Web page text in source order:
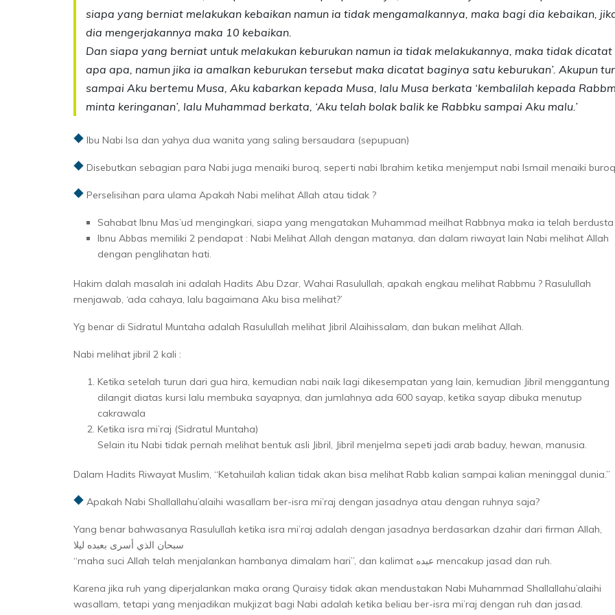
siapa yang berniat melakukan kebaikan namun ia tidak mengamalkannya, maka bagi dia kebaikan,
dia mengerjakannya maka 10 kebaikan.
Dan siapa yang berniat untuk melakukan keburukan namun ia tidak melakukannya, maka tidak dicatat
apa apa, namun jika ia amalkan keburukan tersebut maka dicatat baginya satu keburukan’. Akupun
sampai Aku bertemu Musa, Aku kabarkan kepada Musa, lalu Musa berkata ‘kembalilah kepada
minta keringanan’, lalu Muhammad berkata, ‘Aku telah bolak balik ke Rabbku sampai Aku malu.’
Ibu Nabi Isa dan yahya dua wanita yang saling bersaudara (sepupuan)
Disebutkan sebagian para Nabi juga menaiki buroq, seperti nabi Ibrahim ketika menjemput nabi Ismail menaiki buroq
Perselisihan para ulama Apakah Nabi melihat Allah atau tidak ?
Sahabat Ibnu Mas’ud mengingkari, siapa yang mengatakan Muhammad meilhat Rabbnya maka ia telah berdusta
Ibnu Abbas memiliki 2 pendapat : Nabi Melihat Allah dengan matanya, dan dalam riwayat lain Nabi melihat Allah
dengan penglihatan hati.
Hakim dalah masalah ini adalah Hadits Abu Dzar, Wahai Rasulullah, apakah engkau melihat Rabbmu ? Rasulullah
menjawab, ‘ada cahaya, lalu bagaimana Aku bisa melihat?’
Yg benar di Sidratul Muntaha adalah Rasulullah melihat Jibril Alaihissalam, dan bukan melihat Allah.
Nabi melihat jibril 2 kali :
Ketika setelah turun dari gua hira, kemudian nabi naik lagi dikesempatan yang lain, kemudian Jibril menggantung
dilangit diatas kursi lalu membuka sayapnya, dan jumlahnya ada 600 sayap, ketika sayap dibuka menutup
cakrawala
Ketika isra mi’raj (Sidratul Muntaha)
Selain itu Nabi tidak pernah melihat bentuk asli Jibril, Jibril menjelma sepeti jadi arab baduy, hewan, manusia.
Dalam Hadits Riwayat Muslim, “Ketahuilah kalian tidak akan bisa melihat Rabb kalian sampai kalian meninggal dunia.”
Apakah Nabi Shallallahu’alaihi wasallam ber-isra mi’raj dengan jasadnya atau dengan ruhnya saja?
Yang benar bahwasanya Rasulullah ketika isra mi’raj adalah dengan jasadnya berdasarkan dzahir dari firman Allah,
سبحان الذي أسرى بعبده ليلا
“maha suci Allah telah menjalankan hambanya dimalam hari”, dan kalimat عبده mencakup jasad dan ruh.
Karena jika ruh yang diperjalankan maka orang Quraisy tidak akan mendustakan Nabi Muhammad Shallallahu’alaihi
wasallam, tetapi yang menjadikan mukjizat bagi Nabi adalah ketika beliau ber-isra mi’raj dengan ruh dan jasad.